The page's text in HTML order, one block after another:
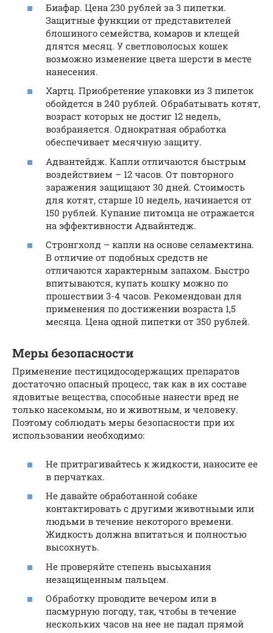
Биафар. Цена 230 рублей за 3 пипетки.
Защитные функции от представителей
блошиного семейства, комаров и клещей
длятся месяц. У светловолосых кошек
возможно изменение цвета шерсти в месте
нанесения.
Хартц. Приобретение упаковки из 3 пипеток
обойдется в 240 рублей. Обрабатывать котят,
возраст которых не достиг 12 недель,
возбраняется. Однократная обработка
обеспечивает месячную защиту.
Адвантейдж. Капли отличаются быстрым
воздействием – 12 часов. От повторного
заражения защищают 30 дней. Стоимость
для котят, старше 10 недель, начинается от
150 рублей. Купание питомца не отражается
на эффективности Адвайнтедж.
Стронгхолд – капли на основе селамектина.
В отличие от подобных средств не
отличаются характерным запахом. Быстро
впитываются, купать кошку можно по
прошествии 3-4 часов. Рекомендован для
применения по достижении возраста 1,5
месяца. Цена одной пипетки от 350 рублей.
Меры безопасности
Применение пестицидосодержащих препаратов
достаточно опасный процесс, так как в их составе
ядовитые вещества, способные нанести вред не
только насекомым, но и животным, и человеку.
Поэтому соблюдать меры безопасности при их
использовании необходимо:
Не притрагивайтесь к жидкости, наносите ее
в перчатках.
Не давайте обработанной собаке
контактировать с другими животными или
людьми в течение некоторого времени.
Жидкость должна впитаться и полностью
высохнуть.
Не проверяйте степень высыхания
незащищенным пальцем.
Обработку проводите вечером или в
пасмурную погоду, так, чтобы в течение
нескольких часов на нее не падал прямой